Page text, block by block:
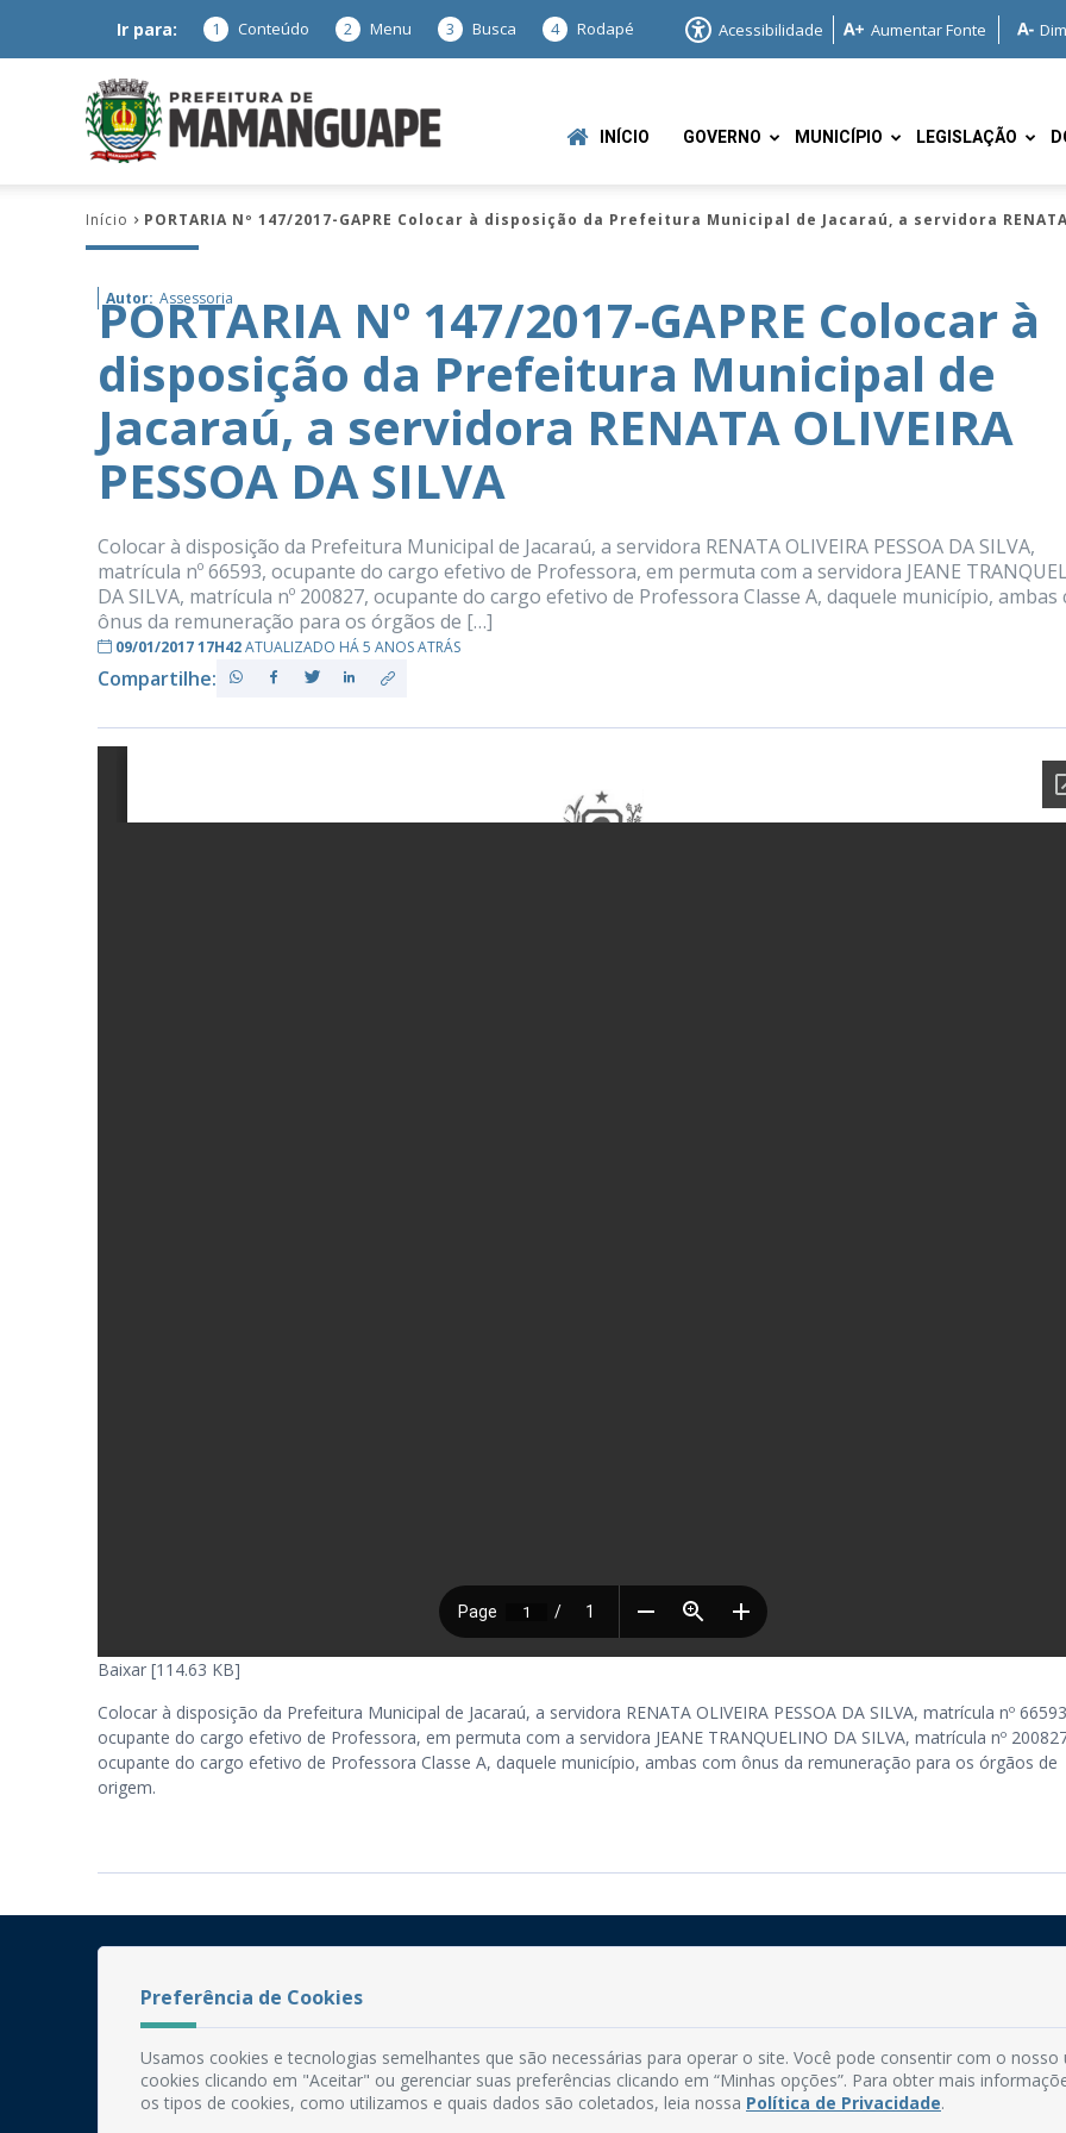
Ir para: 1 Conteúdo 2 Menu 3 Busca 4 Rodapé Acessibilidade Aumentar Fonte
Mamanguape
PB
INÍCIO GOVERNO MUNICÍPIO LEGISLAÇÃO
Início PORTARIA Nº 147/2017-GAPRE Colocar à disposição da Prefeitura Municipal de Jacaraú, a servidora RENATA
Autor: Assessoria
PORTARIA Nº 147/2017-GAPRE Colocar à
disposição da Prefeitura Municipal de
Jacaraú, a servidora RENATA OLIVEIRA
PESSOA DA SILVA
Colocar à disposição da Prefeitura Municipal de Jacaraú, a servidora RENATA OLIVEIRA PESSOA DA SILVA,
matrícula nº 66593, ocupante do cargo efetivo de Professora, em permuta com a servidora JEANE
DA SILVA, matrícula nº 200827, ocupante do cargo efetivo de Professora Classe A, daquele município, ambas
ônus da remuneração para os órgãos de […]
09/01/2017 17H42ATUALIZADO HÁ 5 ANOS ATRÁS
Compartilhe:
Baixar [114.63 KB]
Colocar à disposição da Prefeitura Municipal de Jacaraú, a servidora RENATA OLIVEIRA PESSOA DA SILVA, matrícula nº
ocupante do cargo efetivo de Professora, em permuta com a servidora JEANE TRANQUELINO DA SILVA, matrícula nº
ocupante do cargo efetivo de Professora Classe A, daquele município, ambas com ônus da remuneração para os órgãos de
origem.
Fone: (83) 3292-2246
Email: comunicacao@mamanguape.pb.gov.br
Expediente: Segunda à Sexta, das 08h às 13h
Preferência de Cookies
Usamos cookies e tecnologias semelhantes que são necessárias para operar o site. Você pode consentir com o nosso
cookies clicando em "Aceitar" ou gerenciar suas preferências clicando em “Minhas opções”. Para obter mais
os tipos de cookies, como utilizamos e quais dados são coletados, leia nossa Política de Privacidade.